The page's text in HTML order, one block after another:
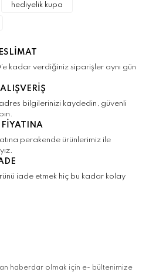
hatalar bulunuyor.
sitelerden daha pahalı.
Gönder
hediyelik kupa
kadar verdiğiniz siparişler aynı gün
bilgilerinizi kaydedin, güvenli
perakende ürünlerimiz ile
iade etmek hiç bu kadar kolay
haberdar olmak için e- bültenimize